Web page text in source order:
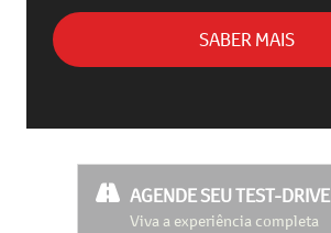
SABER MAIS
AGENDE SEU TEST-DRIVE
Viva a experiência completa